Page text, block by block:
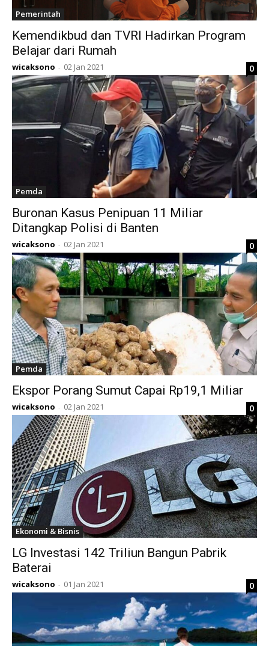
Pemerintah
Kemendikbud dan TVRI Hadirkan Program
Belajar dari Rumah
wicaksono - 02 Jan 2021 0
Pemda
Buronan Kasus Penipuan 11 Miliar
Ditangkap Polisi di Banten
wicaksono - 02 Jan 2021 0
Pemda
Ekspor Porang Sumut Capai Rp19,1 Miliar
wicaksono - 02 Jan 2021 0
Ekonomi & Bisnis
LG Investasi 142 Triliun Bangun Pabrik
Baterai
wicaksono - 01 Jan 2021 0